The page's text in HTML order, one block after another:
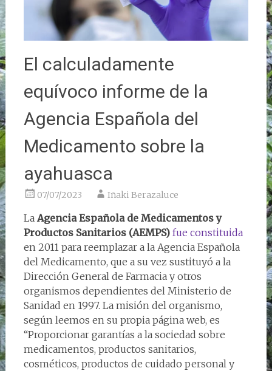
El calculadamente
equívoco informe de la
Agencia Española del
Medicamento sobre la
ayahuasca
07/07/2023 Iñaki Berazaluce
La Agencia Española de Medicamentos y
Productos Sanitarios (AEMPS) fue constituida
en 2011 para reemplazar a la Agencia Española
del Medicamento, que a su vez sustituyó a la
Dirección General de Farmacia y otros
organismos dependientes del Ministerio de
Sanidad en 1997. La misión del organismo,
según leemos en su propia página web, es
“Proporcionar garantías a la sociedad sobre
medicamentos, productos sanitarios,
cosméticos, productos de cuidado personal y